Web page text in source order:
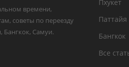
времени,
советы по переезду
Бангкок, Самуи.
Пхукет
Паттайя
Бангкок
Все